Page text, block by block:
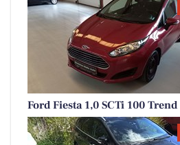
Ford Fiesta 1,0 SCTi 100 Trend